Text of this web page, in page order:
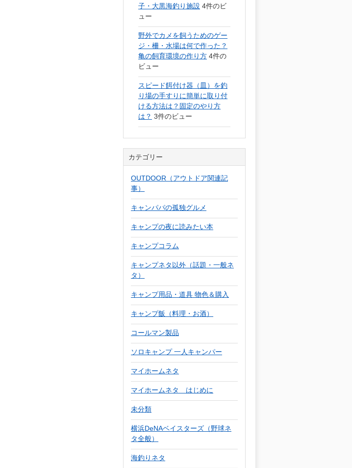
子・大黒海釣り施設 4件のビ
ュー
野外でカメを飼うためのゲー
ジ・柵・水場は何で作った？
亀の飼育環境の作り方 4件の
ビュー
スピード餌付け器（皿）を釣
り場の手すりに簡単に取り付
ける方法は？固定のやり方
は？ 3件のビュー
カテゴリー
OUTDOOR（アウトドア関連記
事）
キャンパパの孤独グルメ
キャンプの夜に読みたい本
キャンプコラム
キャンプネタ以外（話題・一般ネ
タ）
キャンプ用品・道具 物色＆購入
キャンプ飯（料理・お酒）
コールマン製品
ソロキャンプ 一人キャンパー
マイホームネタ
マイホームネタ はじめに
未分類
横浜DeNAベイスターズ（野球ネ
タ全般）
海釣りネタ